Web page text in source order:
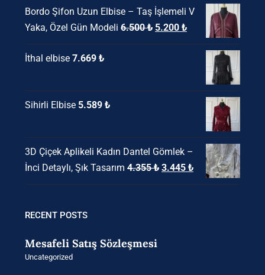
18.850 ₺.fiyat:
14.235 ₺.
Bordo Şifon Uzun Elbise – Taş İşlemeli V
Yaka, Özel Gün Modeli 6.500₺ Orijinal
fiyat:
5.200 ₺Şu
andaki
5.200 ₺.
İthal elbise 7.669 ₺
Sihirli Elbise 5.589 ₺
3D Çiçek Aplikeli Kadın Dantel Gömlek –
İnci Detaylı, Şık Tasarım 4.355₺ Orijinal
fiyat:
3.445 ₺Şu
andaki
RECENT POSTS
Mesafeli Satış Sözleşmesi
Uncategorized